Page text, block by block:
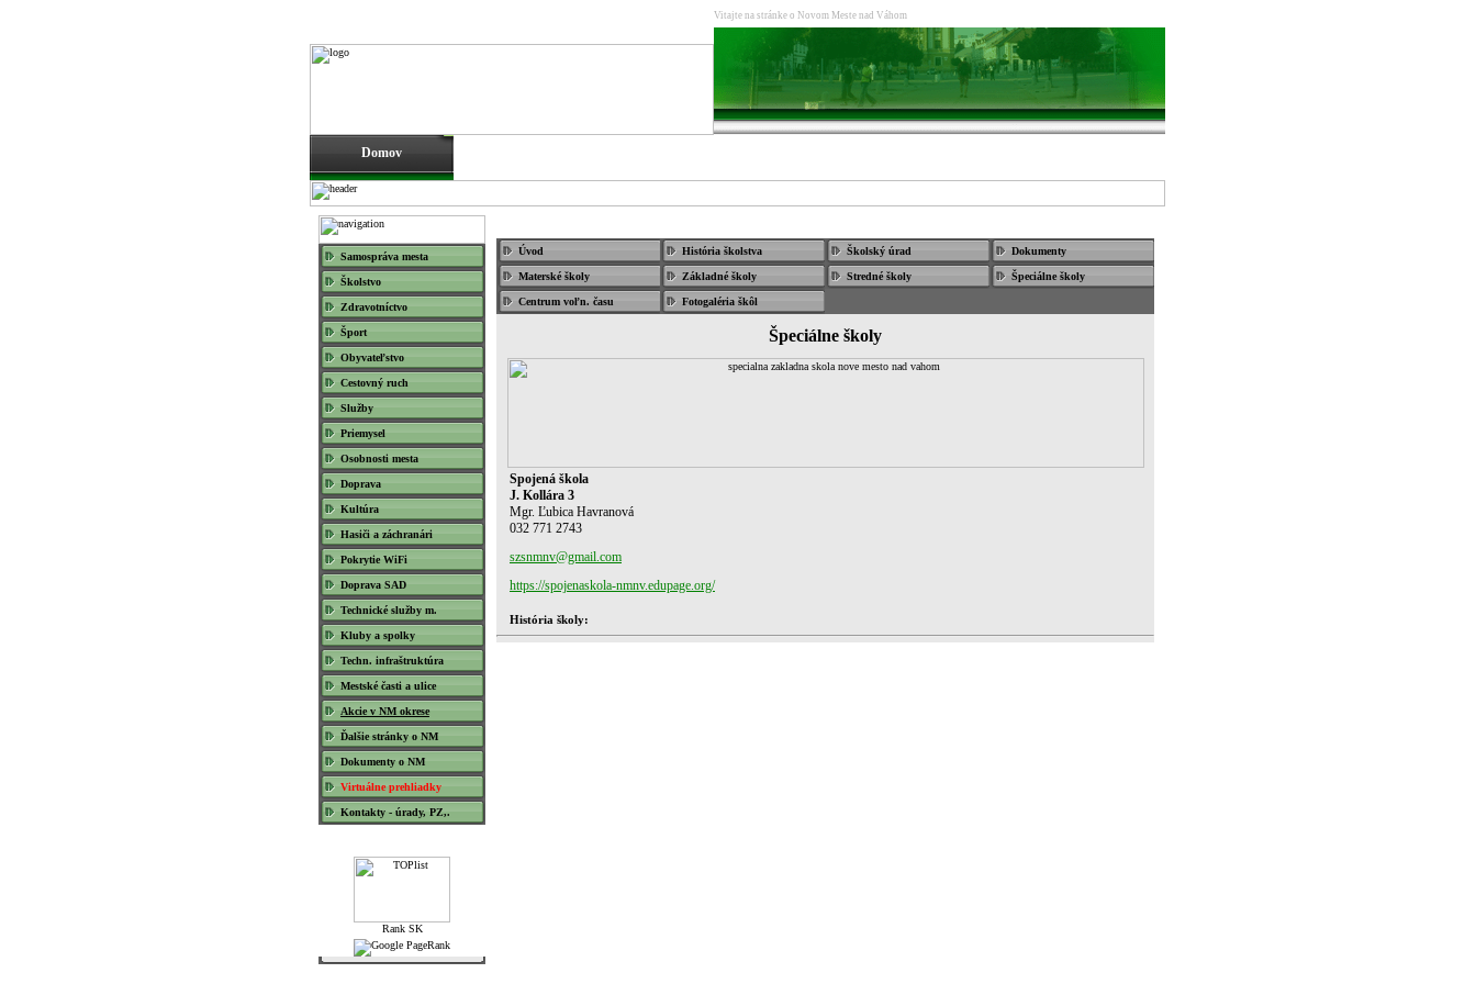
Vitajte na stránke o Novom Meste nad Váhom
Domov
Samospráva mesta
Školstvo
Zdravotníctvo
Šport
Obyvateľstvo
Cestovný ruch
Služby
Priemysel
Osobnosti mesta
Doprava
Kultúra
Hasiči a záchranári
Pokrytie WiFi
Doprava SAD
Technické služby m.
Kluby a spolky
Techn. infraštruktúra
Mestské časti a ulice
Akcie v NM okrese
Ďalšie stránky o NM
Dokumenty o NM
Virtuálne prehliadky
Kontakty - úrady, PZ,.
Úvod História školstva Školský úrad Dokumenty
Materské školy Základné školy Stredné školy Špeciálne školy
Centrum voľn. času Fotogaléria škôl
Špeciálne školy
Spojená škola
J. Kollára 3
Mgr. Ľubica Havranová
032 771 2743
szsnmnv@gmail.com
https://spojenaskola-nmnv.edupage.org/
História školy: